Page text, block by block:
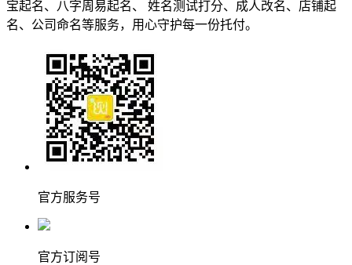
宝起名、八字周易起名、 姓名测试打分、成人改名、店铺起
名、公司命名等服务，用心守护每一份托付。
官方服务号
官方订阅号